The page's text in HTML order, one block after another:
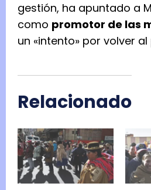
gestión, ha apuntado a
como promotor de las
un «intento» por volver
Relacionado